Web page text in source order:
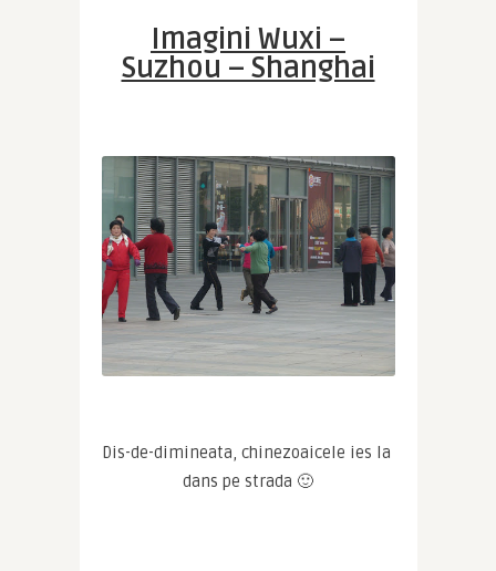
Imagini Wuxi –
Suzhou – Shanghai
Dis-de-dimineata, chinezoaicele ies la
dans pe strada 🙂